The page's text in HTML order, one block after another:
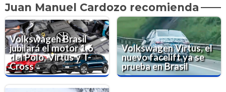
Juan Manuel Cardozo recomienda
Volkswagen Brasil
jubilará el motor 1.6
del Polo, Virtus y T-
Cross
Volkswagen Virtus, el
nuevo facelift ya se
prueba en Brasil